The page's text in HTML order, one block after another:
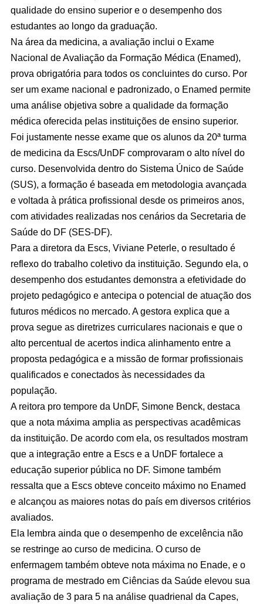
qualidade do ensino superior e o desempenho dos
estudantes ao longo da graduação.
Na área da medicina, a avaliação inclui o Exame
Nacional de Avaliação da Formação Médica (Enamed),
prova obrigatória para todos os concluintes do curso. Por
ser um exame nacional e padronizado, o Enamed permite
uma análise objetiva sobre a qualidade da formação
médica oferecida pelas instituições de ensino superior.
Foi justamente nesse exame que os alunos da 20ª turma
de medicina da Escs/UnDF comprovaram o alto nível do
curso. Desenvolvida dentro do Sistema Único de Saúde
(SUS), a formação é baseada em metodologia avançada
e voltada à prática profissional desde os primeiros anos,
com atividades realizadas nos cenários da Secretaria de
Saúde do DF (SES-DF).
Para a diretora da Escs, Viviane Peterle, o resultado é
reflexo do trabalho coletivo da instituição. Segundo ela, o
desempenho dos estudantes demonstra a efetividade do
projeto pedagógico e antecipa o potencial de atuação dos
futuros médicos no mercado. A gestora explica que a
prova segue as diretrizes curriculares nacionais e que o
alto percentual de acertos indica alinhamento entre a
proposta pedagógica e a missão de formar profissionais
qualificados e conectados às necessidades da
população.
A reitora pro tempore da UnDF, Simone Benck, destaca
que a nota máxima amplia as perspectivas acadêmicas
da instituição. De acordo com ela, os resultados mostram
que a integração entre a Escs e a UnDF fortalece a
educação superior pública no DF. Simone também
ressalta que a Escs obteve conceito máximo no Enamed
e alcançou as maiores notas do país em diversos critérios
avaliados.
Ela lembra ainda que o desempenho de excelência não
se restringe ao curso de medicina. O curso de
enfermagem também obteve nota máxima no Enade, e o
programa de mestrado em Ciências da Saúde elevou sua
avaliação de 3 para 5 na análise quadrienal da Capes,